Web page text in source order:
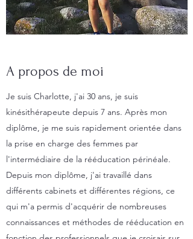
A propos de moi
Je suis Charlotte, j'ai 30 ans, je suis
kinésithérapeute depuis 7 ans. Après mon
diplôme, je me suis rapidement orientée dans
la prise en charge des femmes par
l'intermédiaire de la rééducation périnéale.
Depuis mon diplôme, j'ai travaillé dans
différents cabinets et différentes régions, ce
qui m'a permis d'acquérir de nombreuses
connaissances et méthodes de rééducation en